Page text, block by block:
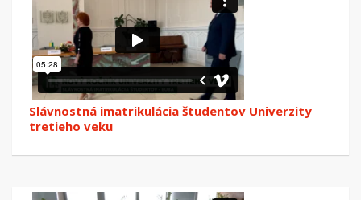
Slávnostná imatrikulácia študentov Univerzity
tretieho veku